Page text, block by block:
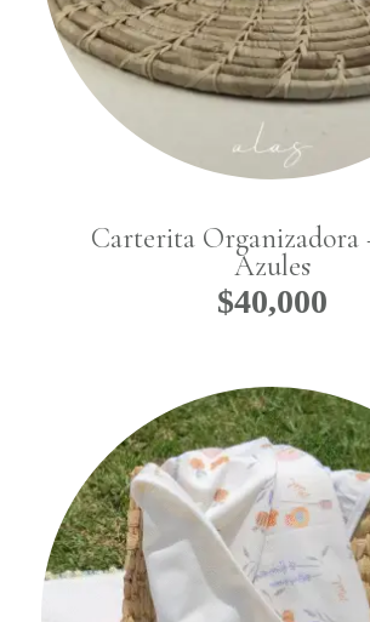
No hay
en el
Carterita Organizadora
Azules
$40,000